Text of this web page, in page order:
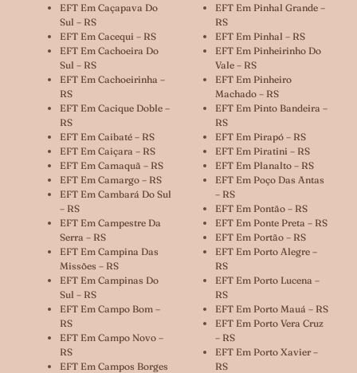
EFT Em Caçapava Do
Sul – RS
EFT Em Cacequi – RS
EFT Em Cachoeira Do
Sul – RS
EFT Em Cachoeirinha –
RS
EFT Em Cacique Doble –
RS
EFT Em Caibaté – RS
EFT Em Caiçara – RS
EFT Em Camaquã – RS
EFT Em Camargo – RS
EFT Em Cambará Do Sul
– RS
EFT Em Campestre Da
Serra – RS
EFT Em Campina Das
Missões – RS
EFT Em Campinas Do
Sul – RS
EFT Em Campo Bom –
RS
EFT Em Campo Novo –
RS
EFT Em Campos Borges
EFT Em Pinhal Grande –
RS
EFT Em Pinhal – RS
EFT Em Pinheirinho Do
Vale – RS
EFT Em Pinheiro
Machado – RS
EFT Em Pinto Bandeira –
RS
EFT Em Pirapó – RS
EFT Em Piratini – RS
EFT Em Planalto – RS
EFT Em Poço Das Antas
– RS
EFT Em Pontão – RS
EFT Em Ponte Preta – RS
EFT Em Portão – RS
EFT Em Porto Alegre –
RS
EFT Em Porto Lucena –
RS
EFT Em Porto Mauá – RS
EFT Em Porto Vera Cruz
– RS
EFT Em Porto Xavier –
RS